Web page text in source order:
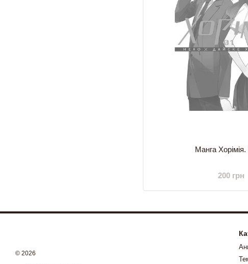
Манга
200 грн
© 2026